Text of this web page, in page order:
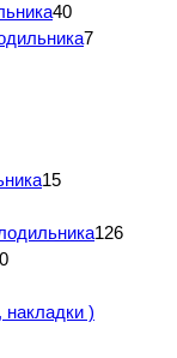
40
7
15
126
)